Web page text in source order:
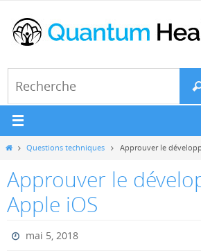
vers
HomeQuestions techniques Approuver le
Approuver le
Apple iOS
mai 5, 2018